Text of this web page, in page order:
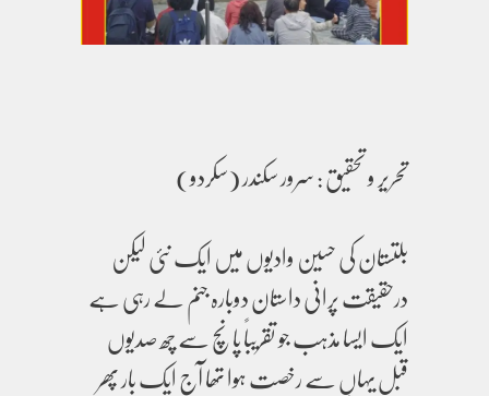
تحریر و تحقیق : سرور سکندر (سکردو)
بلتستان کی حسین وادیوں میں ایک نئی لیکن
درحقیقت پرانی داستان دوبارہ جنم لے رہی ہے
ایک ایسا مذہب جو تقریباً پانچ سے چھ صدیوں
قبل یہاں سے رخصت ہوا تھا آج ایک بار پھر